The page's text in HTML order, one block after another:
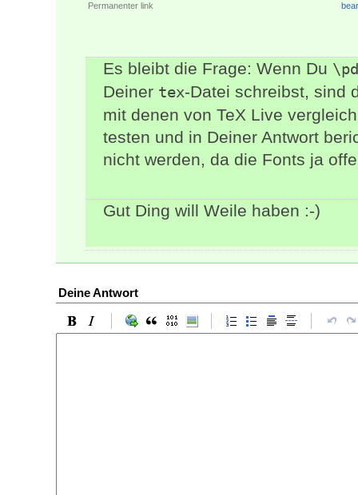
Permanenter link
Es bleibt die Frage: Wenn Du
Deiner tex-Datei schreibst, sind
mit denen von TeX Live
testen und in Deiner Antwort
nicht werden, da die Fonts ja
Gut Ding will Weile haben :-)
Deine Antwort